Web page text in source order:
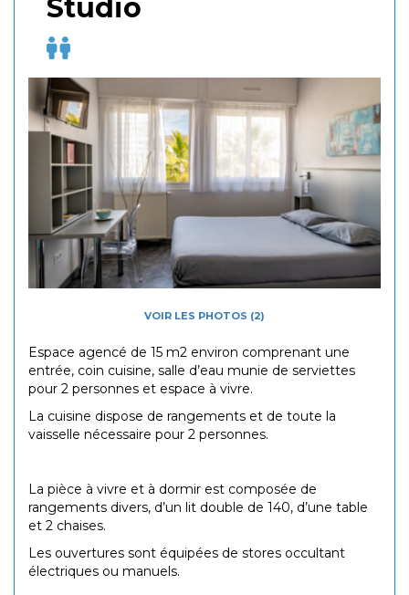
Studio
VOIR LES PHOTOS (2)
Espace agencé de 15 m2 environ comprenant une
entrée, coin cuisine, salle d’eau munie de serviettes
pour 2 personnes et espace à vivre.
La cuisine dispose de rangements et de toute la
vaisselle nécessaire pour 2 personnes.
La pièce à vivre et à dormir est composée de
rangements divers, d’un lit double de 140, d’une table
et 2 chaises.
Les ouvertures sont équipées de stores occultant
électriques ou manuels.